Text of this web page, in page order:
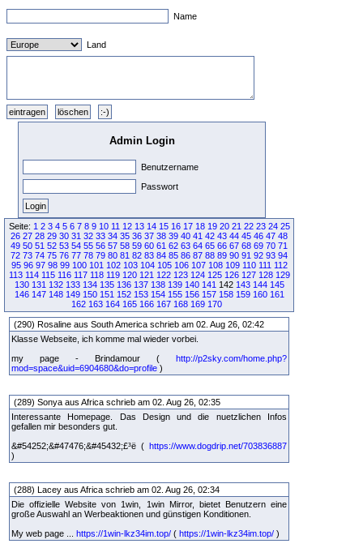
Name
Land
Admin Login
Benutzername
Passwort
Seite: 1 2 3 4 5 6 7 8 9 10 11 12 13 14 15 16 17 18 19 20 21 22 23 24 25
26 27 28 29 30 31 32 33 34 35 36 37 38 39 40 41 42 43 44 45 46 47 48
49 50 51 52 53 54 55 56 57 58 59 60 61 62 63 64 65 66 67 68 69 70 71
72 73 74 75 76 77 78 79 80 81 82 83 84 85 86 87 88 89 90 91 92 93 94
95 96 97 98 99 100 101 102 103 104 105 106 107 108 109 110 111 112
113 114 115 116 117 118 119 120 121 122 123 124 125 126 127 128 129
130 131 132 133 134 135 136 137 138 139 140 141 142 143 144 145
146 147 148 149 150 151 152 153 154 155 156 157 158 159 160 161
162 163 164 165 166 167 168 169 170
(290) Rosaline aus South America schrieb am 02. Aug 26, 02:42
Klasse Webseite, ich komme mal wieder vorbei.
my page - Brindamour ( http://p2sky.com/home.php?
mod=space&uid=6904680&do=profile )
(289) Sonya aus Africa schrieb am 02. Aug 26, 02:35
Interessante Homepage. Das Design und die nuetzlichen Infos
gefallen mir besonders gut.
&#54252;&#47476;&#45432;£³ë ( https://www.dogdrip.net/703836887
)
(288) Lacey aus Africa schrieb am 02. Aug 26, 02:34
Die offizielle Website von 1win, 1win Mirror, bietet Benutzern eine
große Auswahl an Werbeaktionen und günstigen Konditionen.
My web page ... https://1win-lkz34im.top/ ( https://1win-lkz34im.top/ )